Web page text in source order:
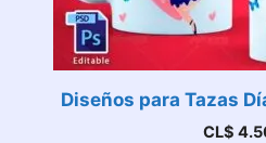
Diseños para Tazas
CL$